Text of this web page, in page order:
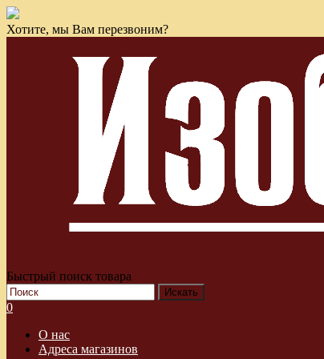
Хотите, мы Вам перезвоним?
Быстрый поиск товара
0
О нас
Адреса магазинов